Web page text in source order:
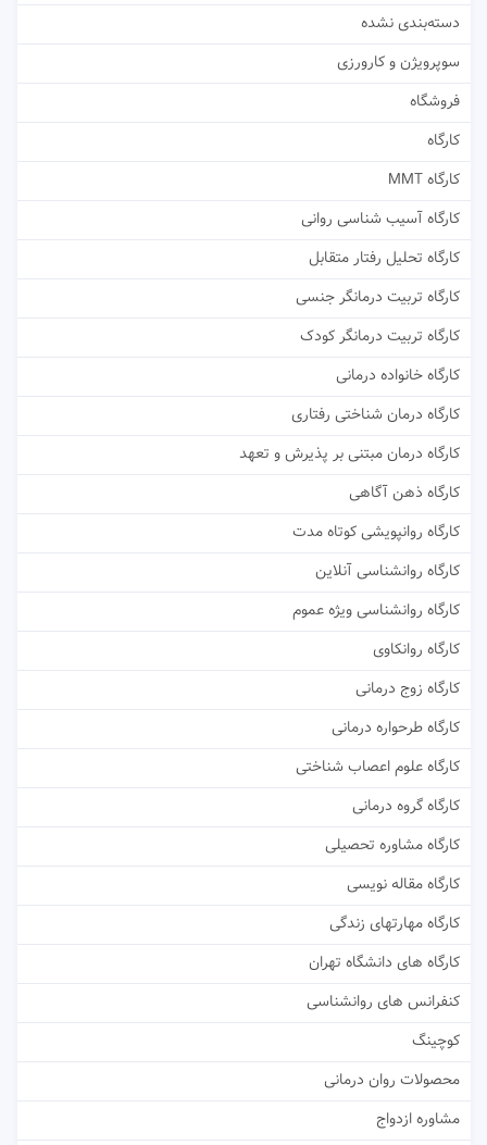
دسته‌بندی نشده
سوپرویژن و کارورزی
فروشگاه
کارگاه
کارگاه MMT
کارگاه آسیب شناسی روانی
کارگاه تحلیل رفتار متقابل
کارگاه تربیت درمانگر جنسی
کارگاه تربیت درمانگر کودک
کارگاه خانواده درمانی
کارگاه درمان شناختی رفتاری
کارگاه درمان مبتنی بر پذیرش و تعهد
کارگاه ذهن آگاهی
کارگاه روانپویشی کوتاه مدت
کارگاه روانشناسی آنلاین
کارگاه روانشناسی ویژه عموم
کارگاه روانکاوی
کارگاه زوج درمانی
کارگاه طرحواره درمانی
کارگاه علوم اعصاب شناختی
کارگاه گروه درمانی
کارگاه مشاوره تحصیلی
کارگاه مقاله نویسی
کارگاه مهارتهای زندگی
کارگاه های دانشگاه تهران
کنفرانس های روانشناسی
کوچینگ
محصولات روان درمانی
مشاوره ازدواج